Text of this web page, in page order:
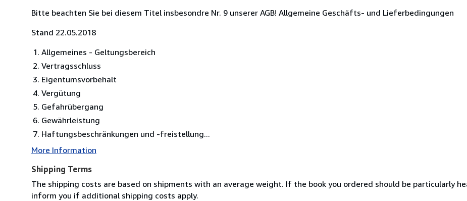
Bitte beachten Sie bei diesem Titel insbesondre Nr. 9 unserer AGB! Allgemeine Geschäfts- und Lieferbedingungen
Stand 22.05.2018
Allgemeines - Geltungsbereich
Vertragsschluss
Eigentumsvorbehalt
Vergütung
Gefahrübergang
Gewährleistung
Haftungsbeschränkungen und -freistellung...
More Information
Shipping Terms
The shipping costs are based on shipments with an average weight. If the book you ordered should be particularly
inform you if additional shipping costs apply.